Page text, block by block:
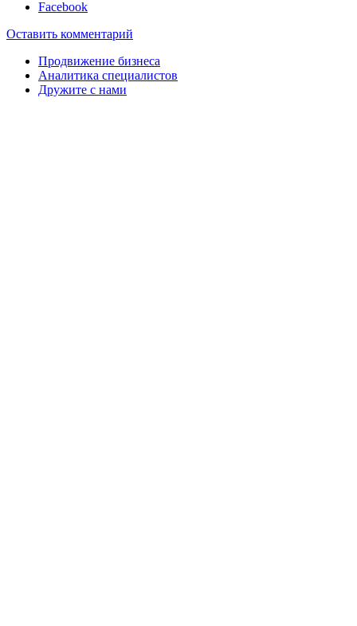
Facebook
Оставить комментарий
Продвижение бизнеса
Аналитика специалистов
Дружите с нами